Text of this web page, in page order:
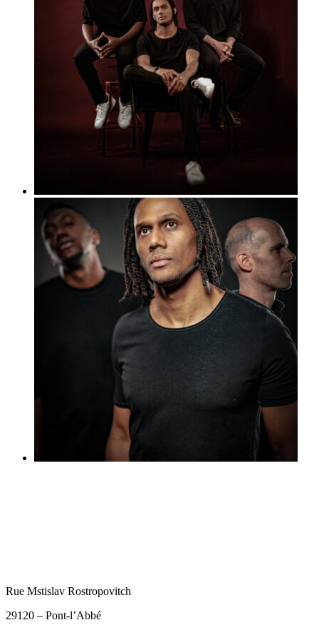
Rue Mstislav Rostropovitch
29120 – Pont-l’Abbé